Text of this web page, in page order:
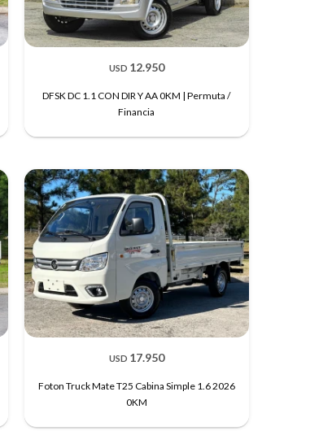
USD 12.950
DFSK DC 1.1 CON DIR Y AA 0KM | Permuta /
Financia
USD 17.950
Foton Truck Mate T25 Cabina Simple 1.6 2026
0KM